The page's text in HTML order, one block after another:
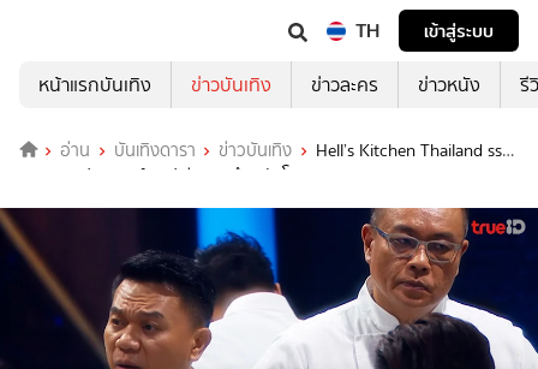
TH
เข้าสู่ระบบ
หน้าแรกบันเทิง
ข่าวบันเทิง ข่าวละคร ข่าวหนัง รี
อ่าน บันเทิงดารา ข่าวบันเทิง
Hell’s Kitchen Thailand ss2
EP.5 : เชฟวิลเมนต์-เชฟเอียน ผนึกพลังโหด จานแตกกระจาย